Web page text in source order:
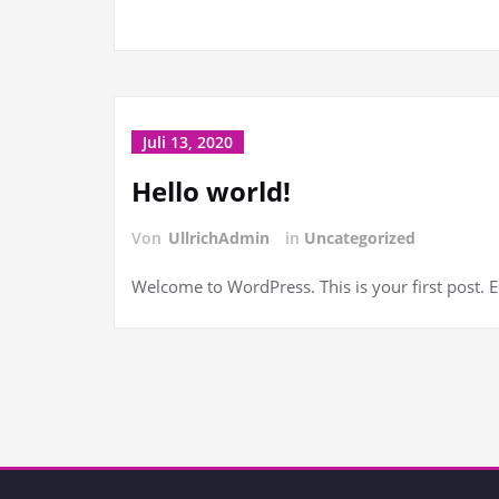
Juli 13, 2020
Hello world!
Von UllrichAdmin in Uncategorized
Welcome to WordPress. This is your first post.